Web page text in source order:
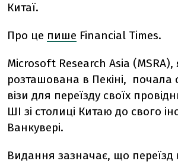
Китаї.
Про це пише Financial Times.
Microsoft Research Asia (MSRA),
розташована в Пекіні, почала
візи для переїзду своїх
ШІ зі столиці Китаю до свого
Ванкувері.
Видання зазначає, що переїзд